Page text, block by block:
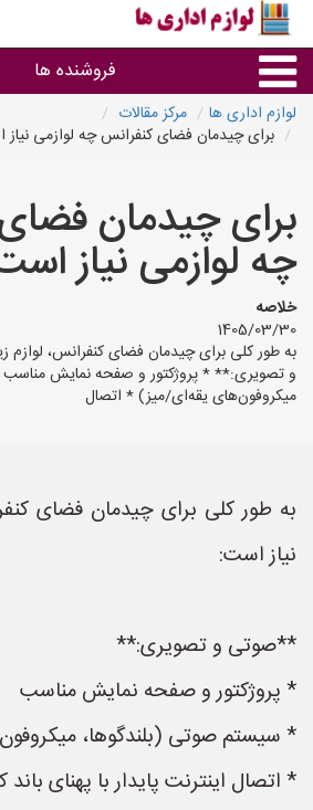
فروشنده ها
گروه ها
استان ها
لوازم اداری ها
مرکز مقالات
برای چیدمان فضای کنفرانس چه لوازمی
برای چیدمان
چه لوازمی نیاز
خلاصه
1405/03/30
به طور کلی برای چیدمان فضای کنفرانس،
و تصویری:** * پروژکتور و صفحه نمایش
میکروفون‌های یقه‌ای/میز) * اتصال
به طور کلی برای چیدمان فضای
نیاز است:
**صوتی و تصویری:**
* پروژکتور و صفحه نمایش مناسب
* سیستم صوتی (بلندگوها،
* اتصال اینترنت پایدار با پهنای باند